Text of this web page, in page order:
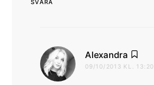
SVARA
Alexandra
09/10/2013 KL. 13:20